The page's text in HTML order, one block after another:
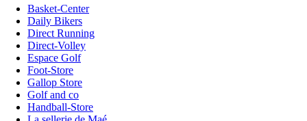
Basket-Center
Daily Bikers
Direct Running
Direct-Volley
Espace Golf
Foot-Store
Gallop Store
Golf and co
Handball-Store